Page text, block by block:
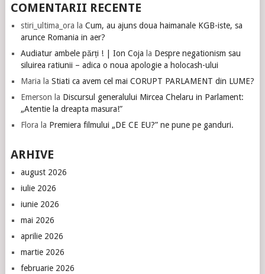
COMENTARII RECENTE
stiri_ultima_ora la Cum, au ajuns doua haimanale KGB-iste, sa
arunce Romania in aer?
Audiatur ambele părți ! | Ion Coja la Despre negationism sau
siluirea ratiunii – adica o noua apologie a holocash-ului
Maria la Stiati ca avem cel mai CORUPT PARLAMENT din LUME?
Emerson la Discursul generalului Mircea Chelaru in Parlament:
„Atentie la dreapta masura!”
Flora la Premiera filmului „DE CE EU?” ne pune pe ganduri.
ARHIVE
august 2026
iulie 2026
iunie 2026
mai 2026
aprilie 2026
martie 2026
februarie 2026